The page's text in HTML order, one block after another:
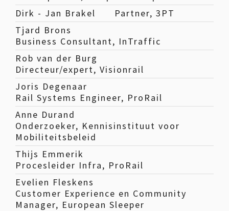
Dirk - Jan Brakel
Partner, 3PT
Tjard Brons
Business Consultant, InTraffic
Rob van der Burg
Directeur/expert, Visionrail
Joris Degenaar
Rail Systems Engineer, ProRail
Anne Durand
Onderzoeker, Kennisinstituut voor
Mobiliteitsbeleid
Thijs Emmerik
Procesleider Infra, ProRail
Evelien Fleskens
Customer Experience en Community
Manager, European Sleeper